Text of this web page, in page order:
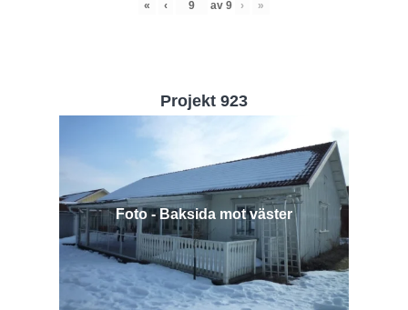
« ‹ av 9 › »
Projekt 923
Foto - Baksida mot väster